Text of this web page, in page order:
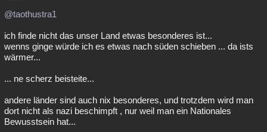
@taothustra1
ich finde nicht das unser Land etwas besonderes ist...
wenns ginge würde ich es etwas nach süden schieben ... da ists
wärmer...
... ne scherz beisteite...
andere länder sind auch nix besonderes, und trotzdem wird man
dort nicht als nazi beschimpft , nur weil man ein Nationales
Bewusstsein hat...